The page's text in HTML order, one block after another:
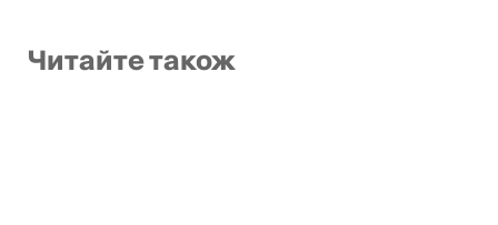
Читайте також